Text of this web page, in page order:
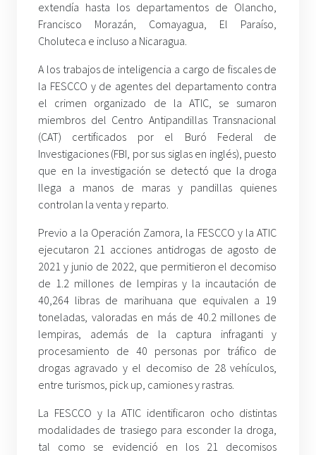
extendía hasta los departamentos de Olancho,
Francisco Morazán, Comayagua, El Paraíso,
Choluteca e incluso a Nicaragua.
A los trabajos de inteligencia a cargo de fiscales de
la FESCCO y de agentes del departamento contra
el crimen organizado de la ATIC, se sumaron
miembros del Centro Antipandillas Transnacional
(CAT) certificados por el Buró Federal de
Investigaciones (FBI, por sus siglas en inglés), puesto
que en la investigación se detectó que la droga
llega a manos de maras y pandillas quienes
controlan la venta y reparto.
Previo a la Operación Zamora, la FESCCO y la ATIC
ejecutaron 21 acciones antidrogas de agosto de
2021 y junio de 2022, que permitieron el decomiso
de 1.2 millones de lempiras y la incautación de
40,264 libras de marihuana que equivalen a 19
toneladas, valoradas en más de 40.2 millones de
lempiras, además de la captura infraganti y
procesamiento de 40 personas por tráfico de
drogas agravado y el decomiso de 28 vehículos,
entre turismos, pick up, camiones y rastras.
La FESCCO y la ATIC identificaron ocho distintas
modalidades de trasiego para esconder la droga,
tal como se evidenció en los 21 decomisos